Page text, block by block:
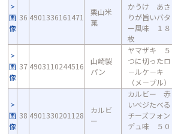
画
像
36 4901336161471
栗山米
菓
かうけ あさ
りが旨いバタ
ー風味 １８
枚
画
像
37 4903110244516
山崎製
パン
ヤマザキ ５
つに切ったロ
－ルケ－キ
（メ－プル）
画
像
38 4901330201128
カルビ
ー
カルビー 赤
いベジたべる
チーズフォン
デュ味 ５０